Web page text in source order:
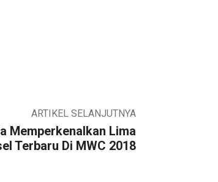
ARTIKEL SELANJUTNYA
Memperkenalkan Lima
Terbaru Di MWC 2018